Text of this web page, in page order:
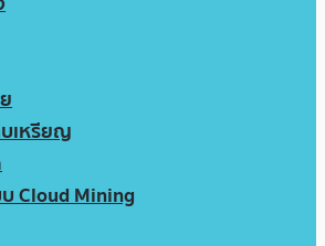
บเหรียญ
Cloud Mining